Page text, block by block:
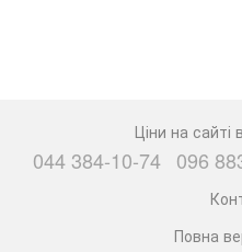
Ціни на сайті
044 384-10-74 096
Повна